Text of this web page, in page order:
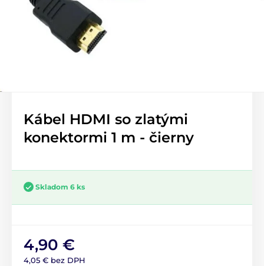
Kábel HDMI so zlatými
konektormi 1 m - čierny
Skladom 6 ks
4,90 €
4,05 € bez DPH